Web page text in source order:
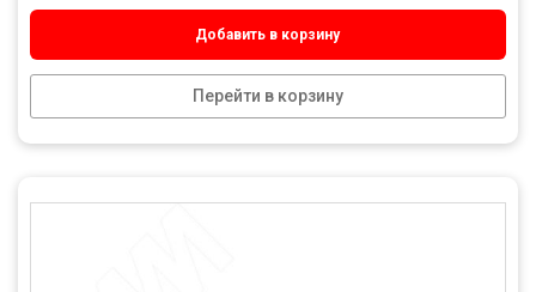
Добавить в корзину
Перейти в корзину